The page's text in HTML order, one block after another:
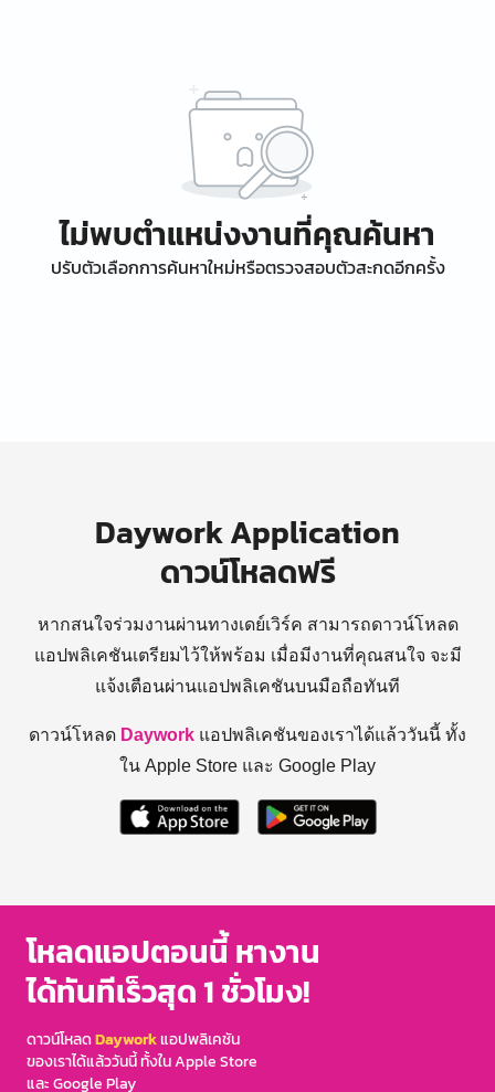
ไม่พบตำแหน่งงานที่คุณค้นหา
ปรับตัวเลือกการค้นหาใหม่หรือตรวจสอบตัวสะกดอีกครั้ง
Daywork Application
ดาวน์โหลดฟรี
หากสนใจร่วมงานผ่านทางเดย์เวิร์ค สามารถดาวน์โหลด
แอปพลิเคชันเตรียมไว้ให้พร้อม เมื่อมีงานที่คุณสนใจ จะมี
แจ้งเตือนผ่านแอปพลิเคชันบนมือถือทันที
ดาวน์โหลด Daywork แอปพลิเคชันของเราได้แล้ววันนี้ ทั้ง
ใน Apple Store และ Google Play
โหลดแอปตอนนี้ หางาน
ได้ทันทีเร็วสุด 1 ชั่วโมง!
ดาวน์โหลดDayworkแอปพลิเคชัน
ของเราได้แล้ววันนี้ ทั้งใน Apple Store
และ Google Play